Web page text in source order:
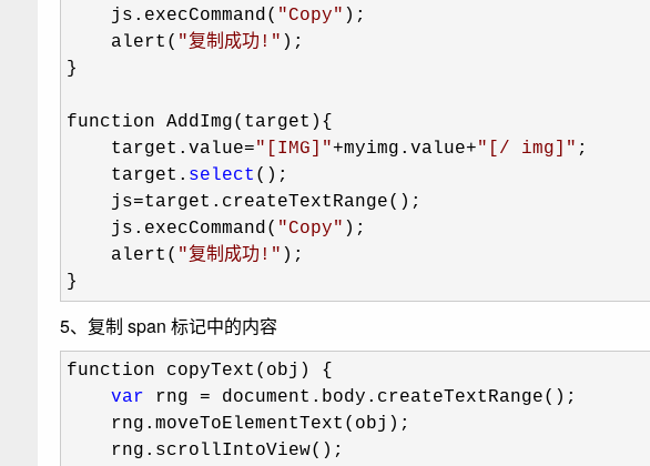
    js.execCommand(
"Copy" );
    alert(
"复制成功! " );
}
function AddImg(target){
    target.value
=" [IMG] "+myimg.value+" [/ img] " ;
    target.
select ();
    js
=target.createTextRange();
    js.execCommand(
"Copy" );
    alert(
"复制成功! " );
}
5、复制 span 标记中的内容
function copyText(obj) {
var rng = document.body.createTextRange();
    rng.moveToElementText(obj);
    rng.scrollIntoView();